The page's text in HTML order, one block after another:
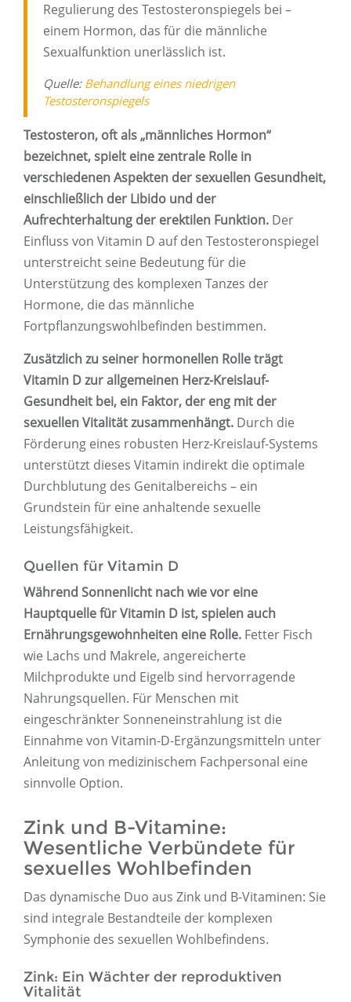
Regulierung des Testosteronspiegels bei –
einem Hormon, das für die männliche
Sexualfunktion unerlässlich ist.
Quelle: Behandlung eines niedrigen
Testosteronspiegels
Testosteron, oft als „männliches Hormon“
bezeichnet, spielt eine zentrale Rolle in
verschiedenen Aspekten der sexuellen Gesundheit,
einschließlich der Libido und der
Aufrechterhaltung der erektilen Funktion. Der
Einfluss von Vitamin D auf den Testosteronspiegel
unterstreicht seine Bedeutung für die
Unterstützung des komplexen Tanzes der
Hormone, die das männliche
Fortpflanzungswohlbefinden bestimmen.
Zusätzlich zu seiner hormonellen Rolle trägt
Vitamin D zur allgemeinen Herz-Kreislauf-
Gesundheit bei, ein Faktor, der eng mit der
sexuellen Vitalität zusammenhängt. Durch die
Förderung eines robusten Herz-Kreislauf-Systems
unterstützt dieses Vitamin indirekt die optimale
Durchblutung des Genitalbereichs – ein
Grundstein für eine anhaltende sexuelle
Leistungsfähigkeit.
Quellen für Vitamin D
Während Sonnenlicht nach wie vor eine
Hauptquelle für Vitamin D ist, spielen auch
Ernährungsgewohnheiten eine Rolle. Fetter Fisch
wie Lachs und Makrele, angereicherte
Milchprodukte und Eigelb sind hervorragende
Nahrungsquellen. Für Menschen mit
eingeschränkter Sonneneinstrahlung ist die
Einnahme von Vitamin-D-Ergänzungsmitteln unter
Anleitung von medizinischem Fachpersonal eine
sinnvolle Option.
Zink und B-Vitamine:
Wesentliche Verbündete für
sexuelles Wohlbefinden
Das dynamische Duo aus Zink und B-Vitaminen: Sie
sind integrale Bestandteile der komplexen
Symphonie des sexuellen Wohlbefindens.
Zink: Ein Wächter der reproduktiven
Vitalität